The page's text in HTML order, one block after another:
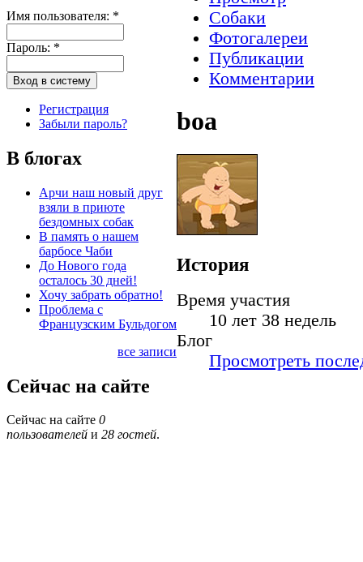
Имя пользователя: *
Пароль: *
Регистрация
Забыли пароль?
В блогах
Арчи наш новый друг
взяли в приюте
бездомных собак
В память о нашем
барбосе Чаби
До Нового года
осталось 30 дней!
Хочу забрать обратно!
Проблема с
Французским Бульдогом
все записи
Сейчас на сайте
Сейчас на сайте 0
пользователей и 28 гостей.
Собаки
Фотогалереи
Публикации
Комментарии
boa
История
Время участия
10 лет 38 недель
Блог
Просмотреть